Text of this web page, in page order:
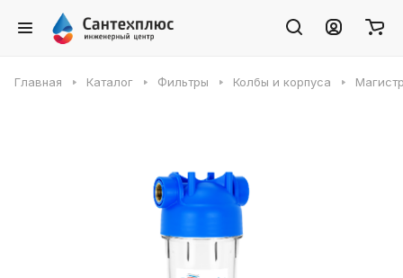
Главная Каталог Фильтры Колбы и корпуса